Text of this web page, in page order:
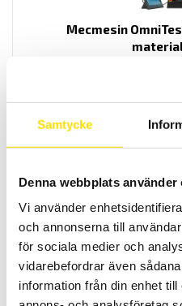
Samtycke
Denna webbplats använder
Vi använder
och annonserna till
för sociala medier och
vidarebefordrar även
information från din enhet
Mecmesin
PC styrd provställ/dragprovare
från Mecmesin med
Mecmesin